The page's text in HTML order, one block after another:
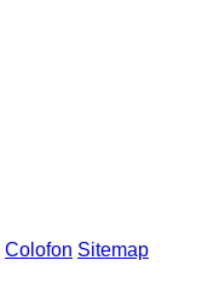
Colofon Sitemap